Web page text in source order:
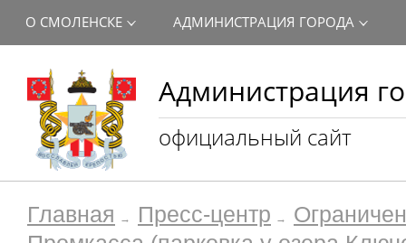
Администрация
официальный сайт
О СМОЛЕНСКЕ АДМИНИСТРАЦИЯ ГОРОДА
Главная Пресс-центр